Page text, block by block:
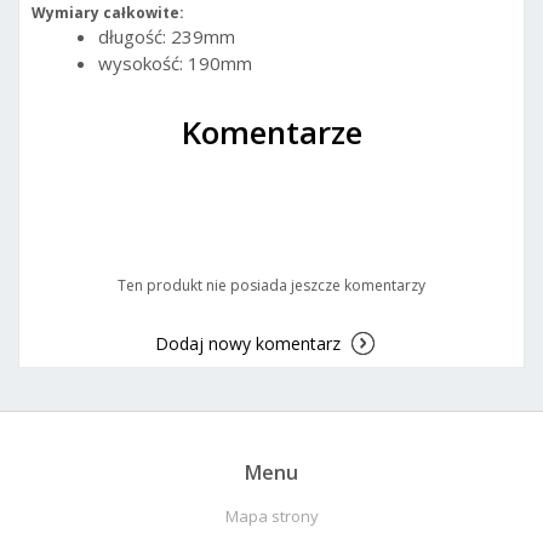
Wymiary całkowite:
długość: 239mm
wysokość: 190mm
Komentarze
Ten produkt nie posiada jeszcze komentarzy
Dodaj nowy komentarz
Menu
Mapa strony